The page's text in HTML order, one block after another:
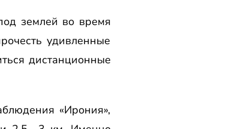
землей во время
удивленные
дистанционные
«Ирония»,